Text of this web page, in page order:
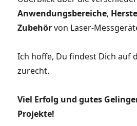
Anwendungsbereiche,
Zubehörvon Laser-
Ich hoffe, Du findest Dich auf
zurecht.
Viel Erfolg und gutes
Projekte!